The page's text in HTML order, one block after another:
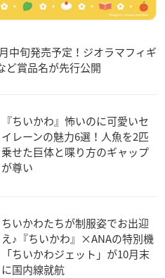
中旬発売予定！ジオラマフィギ
ど賞品名が先行公開
『ちいかわ』怖いのに可愛いセ
イレーンの魅力6選！人魚を2匹
乗せた巨体と喋り方のギャップ
が尊い
ちいかわたちが制服姿でお出迎
え♪『ちいかわ』×ANAの特別機
「ちいかわジェット」が10月末
に国内線就航